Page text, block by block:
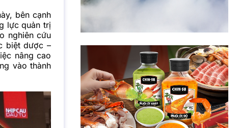
bên cạnh
lực quản trị
nghiên cứu
biệt dược –
nâng cao
vào thành